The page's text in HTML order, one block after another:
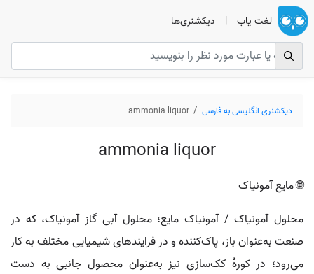
لغت یاب | دیکشنری‌ها
دیکشنری انگلیسی به فارسی ammonia liquor
ammonia liquor
🌐 مایع آمونیاک
محلول آمونیاک / آمونیاک مایع؛ محلول آبی گاز آمونیاک، که در
صنعت به‌عنوان باز، پاک‌کننده و در فرایندهای شیمیایی مختلف به کار
می‌رود؛ در کورهٔ کک‌سازی نیز به‌عنوان محصول جانبی به دست